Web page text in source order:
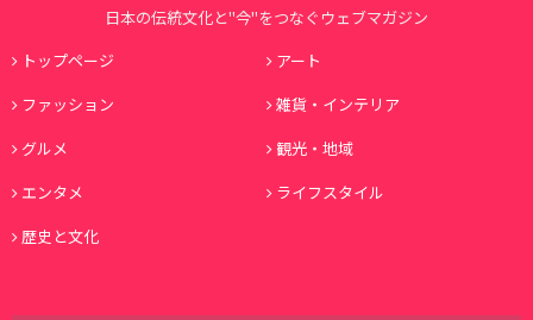
日本の伝統文化と"今"をつなぐウェブマガジン
トップページ
アート
ファッション
雑貨・インテリア
グルメ
観光・地域
エンタメ
ライフスタイル
歴史と文化